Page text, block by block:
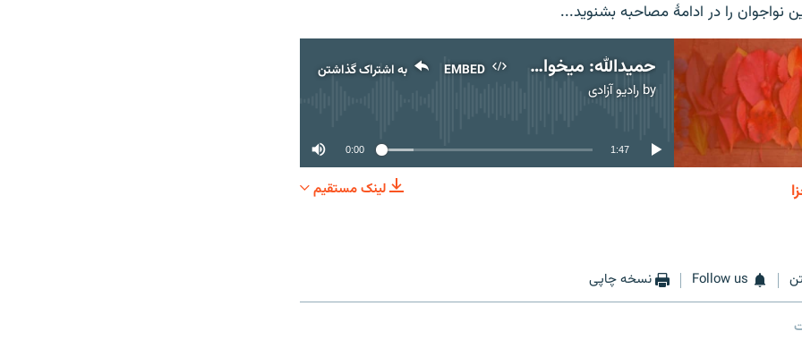
نواجوان را در ادامۀ مصاحبه بشنوید...
EMBED به اشتراک گذاشتن حمیدالله: میخواهم در آینده داکتر شوم
by رادیو آزادی
به اشتراک گذاشتن
No media source currently available
0:00 1:47
لینک مستقیم
Follow us نسخه چاپی